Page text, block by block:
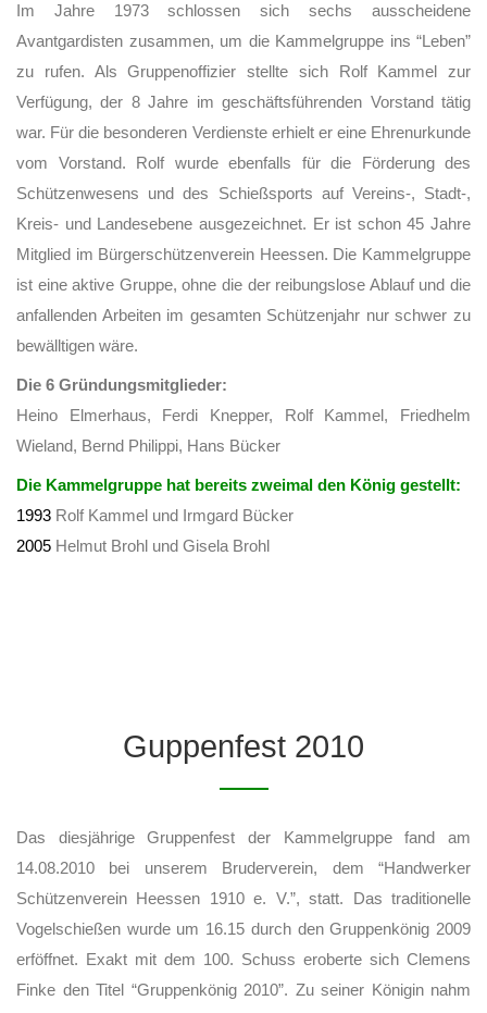
Im Jahre 1973 schlossen sich sechs ausscheidene
Avantgardisten zusammen, um die Kammelgruppe ins “Leben”
zu rufen. Als Gruppenoffizier stellte sich Rolf Kammel zur
Verfügung, der 8 Jahre im geschäftsführenden Vorstand tätig
war. Für die besonderen Verdienste erhielt er eine Ehrenurkunde
vom Vorstand. Rolf wurde ebenfalls für die Förderung des
Schützenwesens und des Schießsports auf Vereins-, Stadt-,
Kreis- und Landesebene ausgezeichnet. Er ist schon 45 Jahre
Mitglied im Bürgerschützenverein Heessen. Die Kammelgruppe
ist eine aktive Gruppe, ohne die der reibungslose Ablauf und die
anfallenden Arbeiten im gesamten Schützenjahr nur schwer zu
bewälltigen wäre.
Die 6 Gründungsmitglieder:
Heino Elmerhaus, Ferdi Knepper, Rolf Kammel, Friedhelm
Wieland, Bernd Philippi, Hans Bücker
Die Kammelgruppe hat bereits zweimal den König gestellt:
1993 Rolf Kammel und Irmgard Bücker
2005 Helmut Brohl und Gisela Brohl
Guppenfest 2010
Das diesjährige Gruppenfest der Kammelgruppe fand am
14.08.2010 bei unserem Bruderverein, dem “Handwerker
Schützenverein Heessen 1910 e. V.”, statt. Das traditionelle
Vogelschießen wurde um 16.15 durch den Gruppenkönig 2009
erföffnet. Exakt mit dem 100. Schuss eroberte sich Clemens
Finke den Titel “Gruppenkönig 2010”. Zu seiner Königin nahm